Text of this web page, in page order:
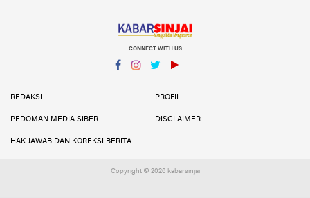
CONNECT WITH US
REDAKSI
PROFIL
PEDOMAN MEDIA SIBER DISCLAIMER
HAK JAWAB DAN KOREKSI BERITA
Copyright © 2026 kabarsinjai